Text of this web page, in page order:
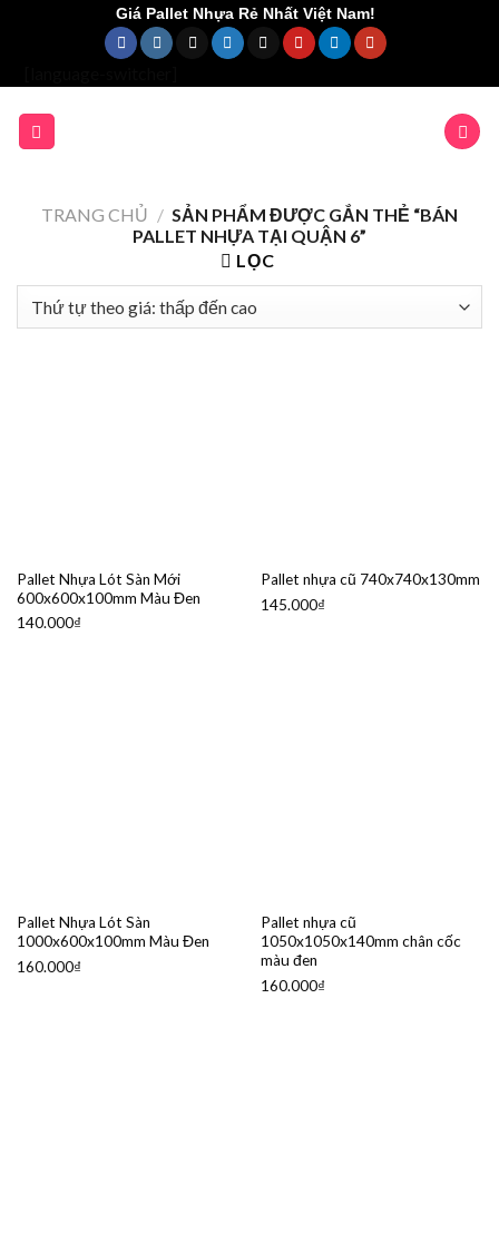
Giá Pallet Nhựa Rẻ Nhất Việt Nam!
TRANG CHỦ / SẢN PHẨM ĐƯỢC GẮN THẺ “BÁN
PALLET NHỰA TẠI QUẬN 6”
LỌC
Pallet Nhựa Lót Sàn Mới
600x600x100mm Màu Đen
140.000₫
Pallet nhựa cũ 740x740x130mm
145.000₫
Pallet Nhựa Lót Sàn
1000x600x100mm Màu Đen
160.000₫
Pallet nhựa cũ
1050x1050x140mm chân cốc
màu đen
160.000₫